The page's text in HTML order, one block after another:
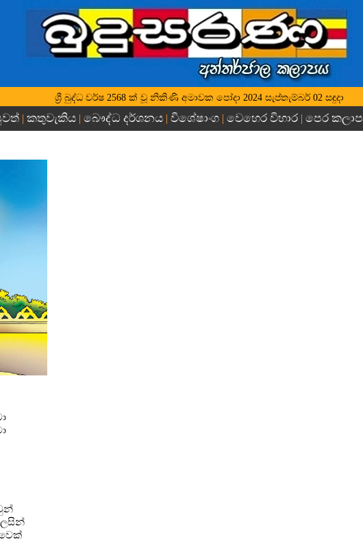
ශ්‍රී බුද්ධ වර්ෂ 2568 ක් වූ නිකිණි අමාවක පෝදා 2024 සැප්තැම්බර් 02 සඳුදා
| කතුවැකිය| බෞද්ධ දර්ශනය| විශේෂාංග| වෙහෙර විහාර| පෙර කලාප